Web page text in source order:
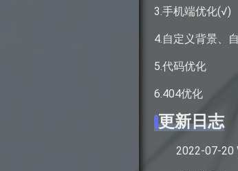
3.手机端优化(√)
4.自定义背景、
5.代码优化
6.404优化
更新日志
2022-07-20